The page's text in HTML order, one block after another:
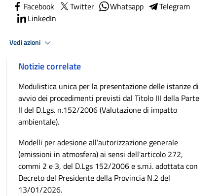
Facebook Twitter Whatsapp
Telegram
LinkedIn
Vedi azioni
Notizie correlate
Modulistica unica per la presentazione delle istanze di
avvio dei procedimenti previsti dal Titolo III della Parte
II del D.Lgs. n.152/2006 (Valutazione di impatto
ambientale).
Modelli per adesione all’autorizzazione generale
(emissioni in atmosfera) ai sensi dell'articolo 272,
commi 2 e 3, del D.Lgs 152/2006 e s.m.i. adottata con
Decreto del Presidente della Provincia N.2 del
13/01/2026.